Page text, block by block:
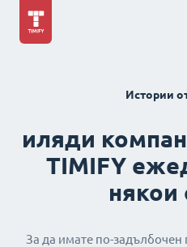
Истории
иляди
TIMIFY
някои
За да имате по-задълбочен